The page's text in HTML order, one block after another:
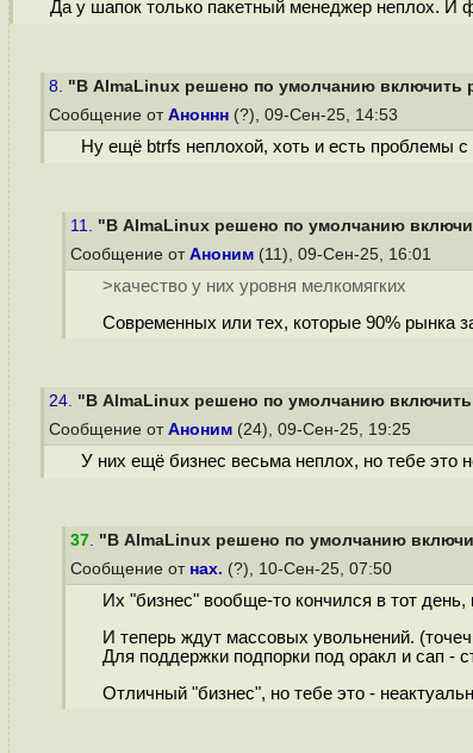
Да у шапок только пакетный менеджер неплох. И
8. "В AlmaLinux решено по умолчанию включить
Сообщение от Аноннн (?), 09-Сен-25, 14:53
Ну ещё btrfs неплохой, хоть и есть проблемы
11. "В AlmaLinux решено по умолчанию
Сообщение от Аноним (11), 09-Сен-25, 16:01
>качество у них уровня мелкомягких
Современных или тех, которые 90% рынка
24. "В AlmaLinux решено по умолчанию включить
Сообщение от Аноним (24), 09-Сен-25, 19:25
У них ещё бизнес весьма неплох, но тебе это
37. "В AlmaLinux решено по умолчанию
Сообщение от нах. (?), 10-Сен-25, 07:50
Их "бизнес" вообще-то кончился в тот день,
И теперь ждут массовых увольнений.
Для поддержки подпорки под оракл и сап -
Отличный "бизнес", но тебе это -